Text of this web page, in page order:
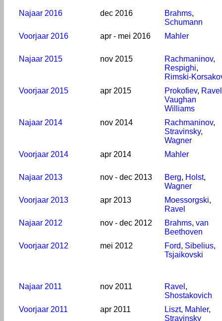
Najaar 2016 dec 2016 Brahms,
Schumann
Voorjaar 2016
apr - mei 2016 Mahler
Najaar 2015 nov 2015 Rachmaninov,
Respighi,
Rimski-
Voorjaar 2015
apr 2015 Prokofiev, Ravel
Vaughan
Williams
Najaar 2014
nov 2014 Rachmaninov,
Stravinsky,
Wagner
Voorjaar 2014
apr 2014 Mahler
Najaar 2013 nov - dec 2013 Berg, Holst,
Wagner
Voorjaar 2013
apr 2013 Moessorgski,
Ravel
Najaar 2012
nov - dec 2012 Brahms, van
Beethoven
Voorjaar 2012
mei 2012 Ford, Sibelius,
Tsjaikovski
Najaar 2011 nov 2011 Ravel ,
Shostakovich
Voorjaar 2011
apr 2011 Liszt, Mahler,
Stravinsky